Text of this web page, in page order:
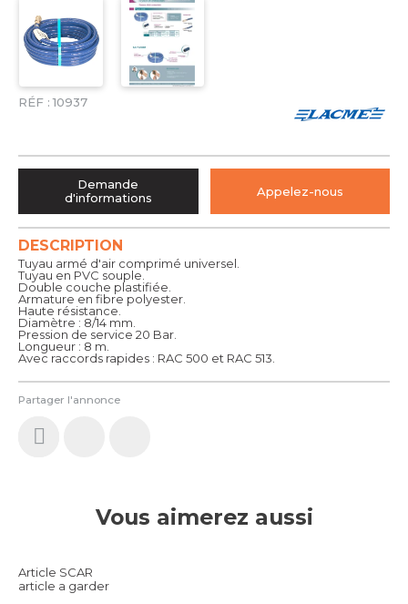
RÉF : 10937
Partager l'annonce
DESCRIPTION
Tuyau armé d'air comprimé universel.
Tuyau en PVC souple.
Double couche plastifiée.
Armature en fibre polyester.
Haute résistance.
Diamètre : 8/14 mm.
Pression de service 20 Bar.
Longueur : 8 m.
Avec raccords rapides : RAC 500 et RAC 513.
Demande
d'informations
Appelez-nous
Vous aimerez aussi
Article SCAR
article a garder